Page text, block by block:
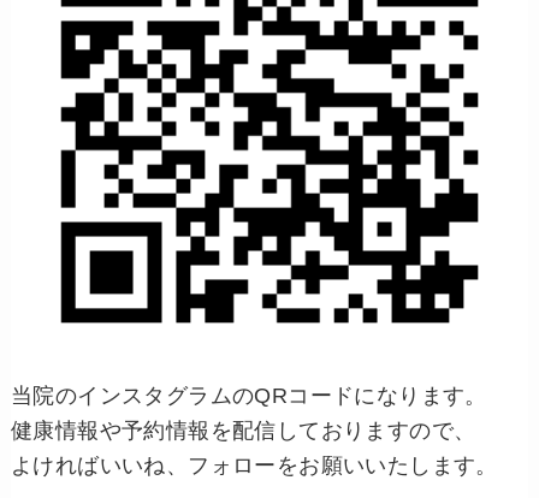
当院のインスタグラムのQRコードになります。
健康情報や予約情報を配信しておりますので、
よければいいね、フォローをお願いいたします。